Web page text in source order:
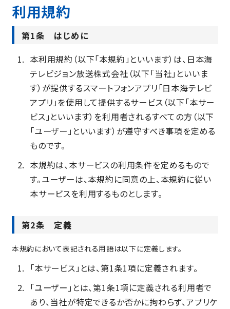
利用規約
第1条 はじめに
本利用規約（以下「本規約」といいます）は、日本海
テレビジョン放送株式会社（以下「当社」といいま
す）が提供するスマートフォンアプリ「日本海テレビ
アプリ」を使用して提供するサービス（以下「本サー
ビス」といいます）を利用者されるすべての方（以下
「ユーザー」といいます）が遵守すべき事項を定める
ものです。
本規約は、本サービスの利用条件を定めるもので
す。ユーザーは、本規約に同意の上、本規約に従い
本サービスを利用するものとします。
第2条 定義
本規約において表記される用語は以下に定義します。
「本サービス」とは、第1条1項に定義されます。
「ユーザー」とは、第1条1項に定義される利用者で
あり、当社が特定できるか否かに拘わらず、アプリケ